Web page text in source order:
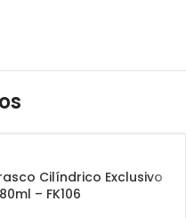
Cilíndrico Exclusivo
– FK106